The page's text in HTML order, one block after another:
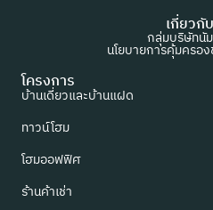
เกี่ยวกั
กลุ่มบริษัทนั
นโยบายการคุ้มครอ
โครงการ
บ้านเดี่ยวและบ้านแฝด
ทาวน์โฮม
โฮมออฟฟิศ
ร้านค้าเช่า